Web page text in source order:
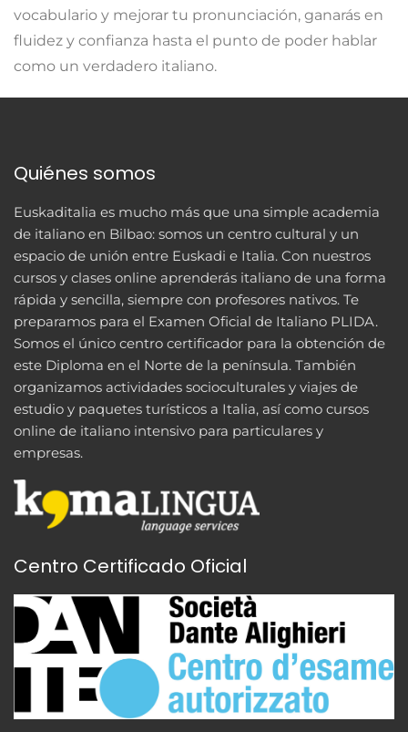
vocabulario y mejorar tu pronunciación, ganarás en
fluidez y confianza hasta el punto de poder hablar
como un verdadero italiano.
Quiénes somos
Euskaditalia es mucho más que una simple academia
de italiano en Bilbao: somos un centro cultural y un
espacio de unión entre Euskadi e Italia. Con nuestros
cursos y clases online aprenderás italiano de una forma
rápida y sencilla, siempre con profesores nativos. Te
preparamos para el Examen Oficial de Italiano PLIDA.
Somos el único centro certificador para la obtención de
este Diploma en el Norte de la península. También
organizamos actividades socioculturales y viajes de
estudio y paquetes turísticos a Italia, así como cursos
online de italiano intensivo para particulares y
empresas.
Centro Certificado Oficial